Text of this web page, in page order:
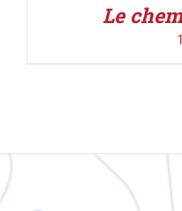
Le